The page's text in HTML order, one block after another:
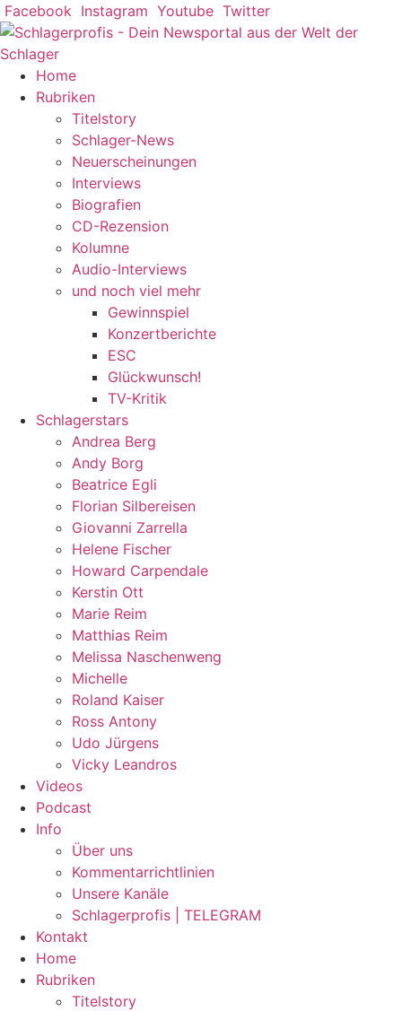
Zum
Inhalt
springen
Facebook Instagram Youtube Twitter
Home
Rubriken
Titelstory
Schlager-News
Neuerscheinungen
Interviews
Biografien
CD-Rezension
Kolumne
Audio-Interviews
und noch viel mehr
Gewinnspiel
Konzertberichte
ESC
Glückwunsch!
TV-Kritik
Schlagerstars
Andrea Berg
Andy Borg
Beatrice Egli
Florian Silbereisen
Giovanni Zarrella
Helene Fischer
Howard Carpendale
Kerstin Ott
Marie Reim
Matthias Reim
Melissa Naschenweng
Michelle
Roland Kaiser
Ross Antony
Udo Jürgens
Vicky Leandros
Videos
Podcast
Info
Über uns
Kommentarrichtlinien
Unsere Kanäle
Schlagerprofis | TELEGRAM
Kontakt
Home
Rubriken
Titelstory